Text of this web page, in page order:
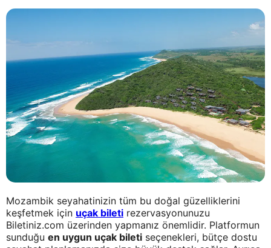
Mozambik seyahatinizin tüm bu doğal güzelliklerini
keşfetmek için uçak bileti rezervasyonunuzu
Biletiniz.com üzerinden yapmanız önemlidir. Platformun
sunduğu en uygun uçak bileti seçenekleri, bütçe dostu